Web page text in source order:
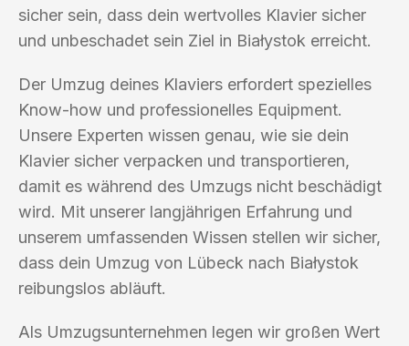
sicher sein, dass dein wertvolles Klavier sicher
und unbeschadet sein Ziel in Białystok erreicht.
Der Umzug deines Klaviers erfordert spezielles
Know-how und professionelles Equipment.
Unsere Experten wissen genau, wie sie dein
Klavier sicher verpacken und transportieren,
damit es während des Umzugs nicht beschädigt
wird. Mit unserer langjährigen Erfahrung und
unserem umfassenden Wissen stellen wir sicher,
dass dein Umzug von Lübeck nach Białystok
reibungslos abläuft.
Als Umzugsunternehmen legen wir großen Wert